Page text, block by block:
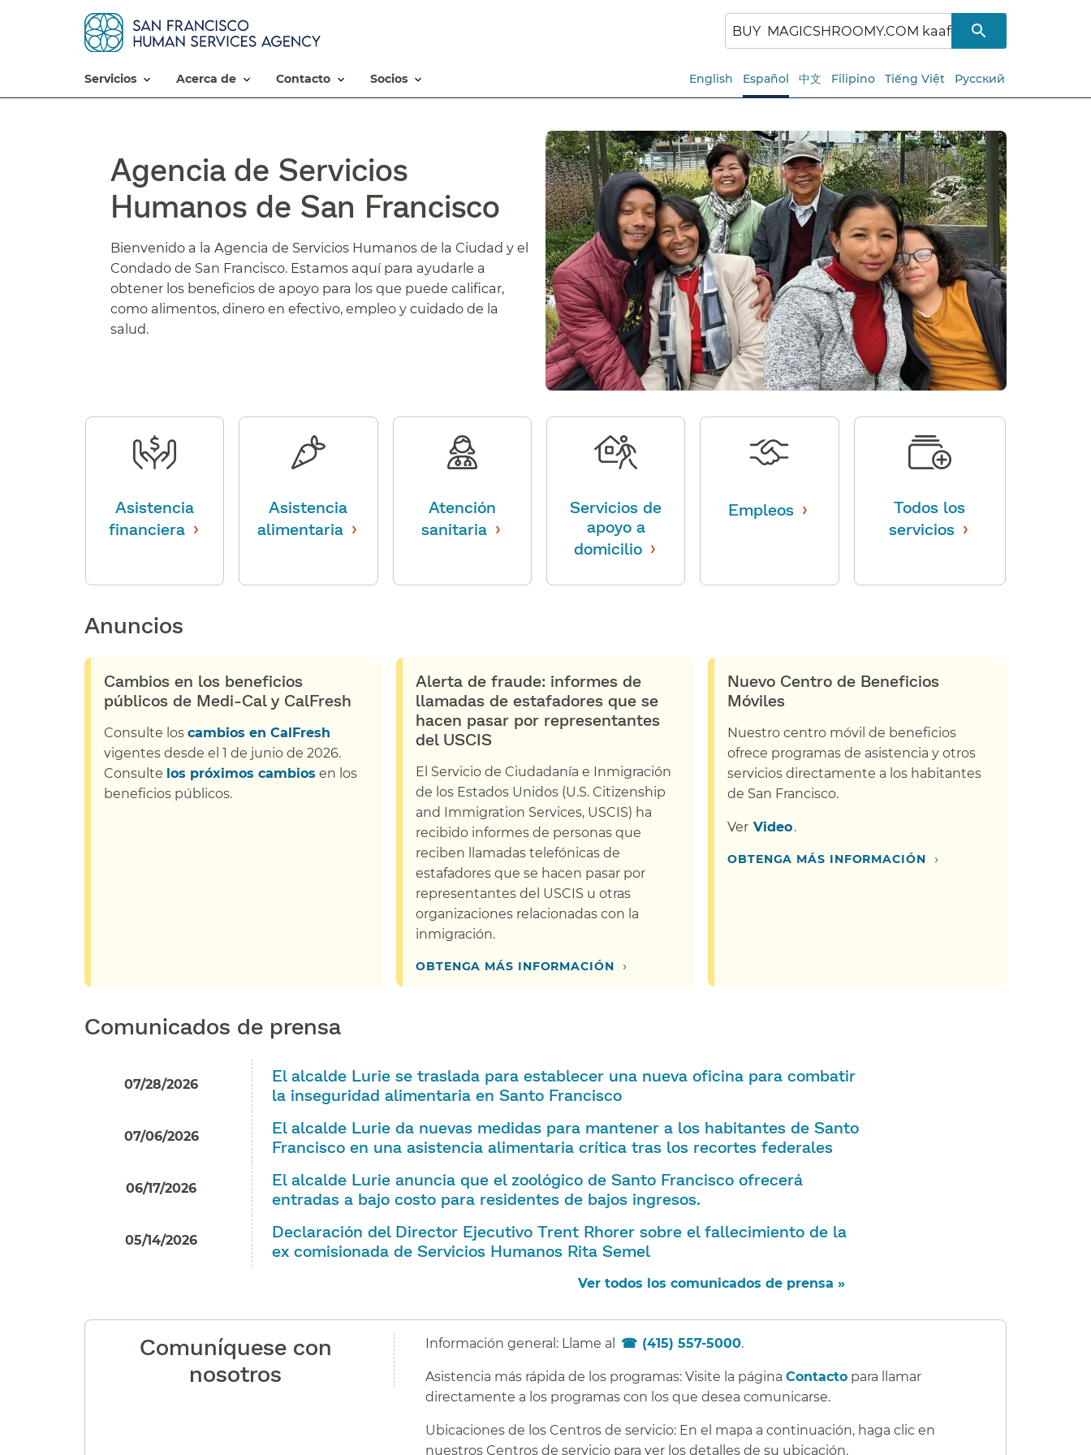
servicios​​ acerca de​​ contacto​​ socios​​ English Español 中文 Filipino Tiếng Việt Русский
Agencia de Servicios
Humanos de San Francisco​​
Bienvenido a la Agencia de Servicios Humanos de la Ciudad y el
Condado de San Francisco. Estamos aquí para ayudarle a
obtener los beneficios de apoyo para los que puede calificar,
como alimentos, dinero en efectivo, empleo y cuidado de la
salud.​​
Asistencia
financiera ›
Asistencia
alimentaria ›
Atención
sanitaria ›
Servicios de
apoyo a
domicilio ›
Empleos ›
Todos los
servicios ›
Anuncios​​
Cambios en los beneficios
públicos de Medi-Cal y CalFresh​​
Consulte los cambios en CalFresh
vigentes desde el 1 de junio de 2026.
Consulte los próximos cambios en los
beneficios públicos.​​
Alerta de fraude: informes de
llamadas de estafadores que se
hacen pasar por representantes
del USCIS​​
El Servicio de Ciudadanía e Inmigración
de los Estados Unidos (U.S. Citizenship
and Immigration Services, USCIS) ha
recibido informes de personas que
reciben llamadas telefónicas de
estafadores que se hacen pasar por
representantes del USCIS u otras
organizaciones relacionadas con la
inmigración.​​
OBTENGA MÁS INFORMACIÓN​​ ›
Nuevo Centro de Beneficios
Móviles​​
Nuestro centro móvil de beneficios
ofrece programas de asistencia y otros
servicios directamente a los habitantes
de San Francisco.​​
Ver​​ Video​​.
OBTENGA MÁS INFORMACIÓN​​ ›
Comunicados de prensa​​
07/28/2026
El alcalde Lurie se traslada para establecer una nueva oficina para combatir
la inseguridad alimentaria en Santo Francisco​​
07/06/2026
El alcalde Lurie da nuevas medidas para mantener a los habitantes de Santo
Francisco en una asistencia alimentaria crítica tras los recortes federales​​
06/17/2026
El alcalde Lurie anuncia que el zoológico de Santo Francisco ofrecerá
entradas a bajo costo para residentes de bajos ingresos.​​
05/14/2026
Declaración del Director Ejecutivo Trent Rhorer sobre el fallecimiento de la
ex comisionada de Servicios Humanos Rita Semel​​
Ver todos los comunicados de prensa »​​
Comuníquese con
nosotros​​
Información general: Llame al (415) 557-5000.​​
Asistencia más rápida de los programas: Visite la página Contactopara llamar
directamente a los programas con los que desea comunicarse.​​
Ubicaciones de los Centros de servicio: En el mapa a continuación, haga clic en
nuestros Centros de servicio para ver los detalles de su ubicación.​​